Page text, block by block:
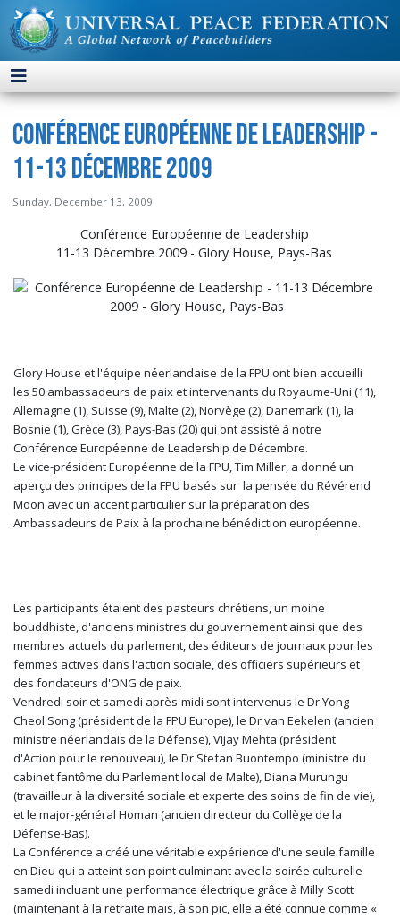
Conférence Européenne de Leadership -
11-13 Décembre 2009
Sunday, December 13, 2009
Conférence Européenne de Leadership
11-13 Décembre 2009 - Glory House, Pays-Bas
Glory House et l'équipe néerlandaise de la FPU ont bien accueilli
les 50 ambassadeurs de paix et intervenants du Royaume-Uni (11),
Allemagne (1), Suisse (9), Malte (2), Norvège (2), Danemark (1), la
Bosnie (1), Grèce (3), Pays-Bas (20) qui ont assisté à notre
Conférence Européenne de Leadership de Décembre.
Le vice-président Européenne de la FPU, Tim Miller, a donné un
aperçu des principes de la FPU basés sur la pensée du Révérend
Moon avec un accent particulier sur la préparation des
Ambassadeurs de Paix à la prochaine bénédiction européenne.
Les participants étaient des pasteurs chrétiens, un moine
bouddhiste, d'anciens ministres du gouvernement ainsi que des
membres actuels du parlement, des éditeurs de journaux pour les
femmes actives dans l'action sociale, des officiers supérieurs et
des fondateurs d'ONG de paix.
Vendredi soir et samedi après-midi sont intervenus le Dr Yong
Cheol Song (président de la FPU Europe), le Dr van Eekelen (ancien
ministre néerlandais de la Défense), Vijay Mehta (président
d'Action pour le renouveau), le Dr Stefan Buontempo (ministre du
cabinet fantôme du Parlement local de Malte), Diana Murungu
(travailleur à la diversité sociale et experte des soins de fin de vie),
et le major-général Homan (ancien directeur du Collège de la
Défense-Bas).
La Conférence a créé une véritable expérience d'une seule famille
en Dieu qui a atteint son point culminant avec la soirée culturelle
samedi incluant une performance électrique grâce à Milly Scott
(maintenant à la retraite mais, à son pic, elle a été connue comme «